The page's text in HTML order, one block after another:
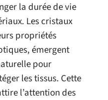
la durée de vie
Les cristaux
propriétés
émergent
pour
les tissus. Cette
l’attention des